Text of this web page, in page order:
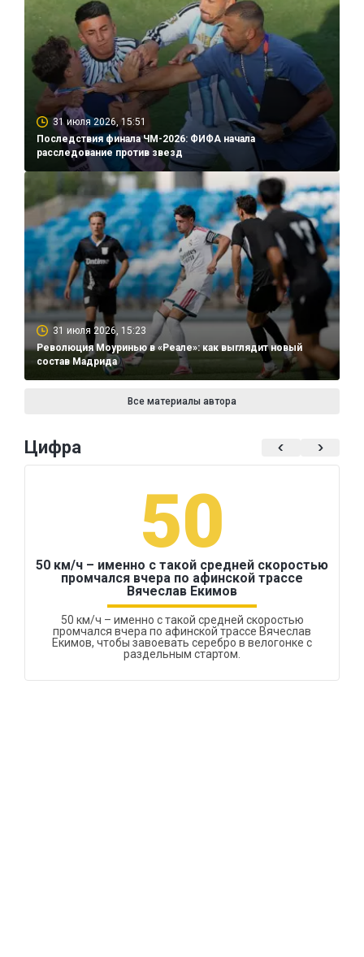
31 июля 2026, 15:51
Последствия финала ЧМ-2026: ФИФА начала
расследование против звезд
31 июля 2026, 15:23
Революция Моуринью в «Реале»: как выглядит новый
состав Мадрида
Все материалы автора
Цифра
50
50 км/ч – именно с такой средней скоростью
промчался вчера по афинской трассе
Вячеслав Екимов
50 км/ч – именно с такой средней скоростью
промчался вчера по афинской трассе Вячеслав
Екимов, чтобы завоевать серебро в велогонке с
раздельным стартом.